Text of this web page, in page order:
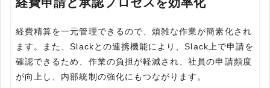
経費精算を一元管理できるので、煩雑な作業が簡素化され
ます。また、Slackとの連携機能により、Slack上で申請を
確認できるため、作業の負担が軽減され、社員の申請頻度
が向上し、内部統制の強化にもつながります。